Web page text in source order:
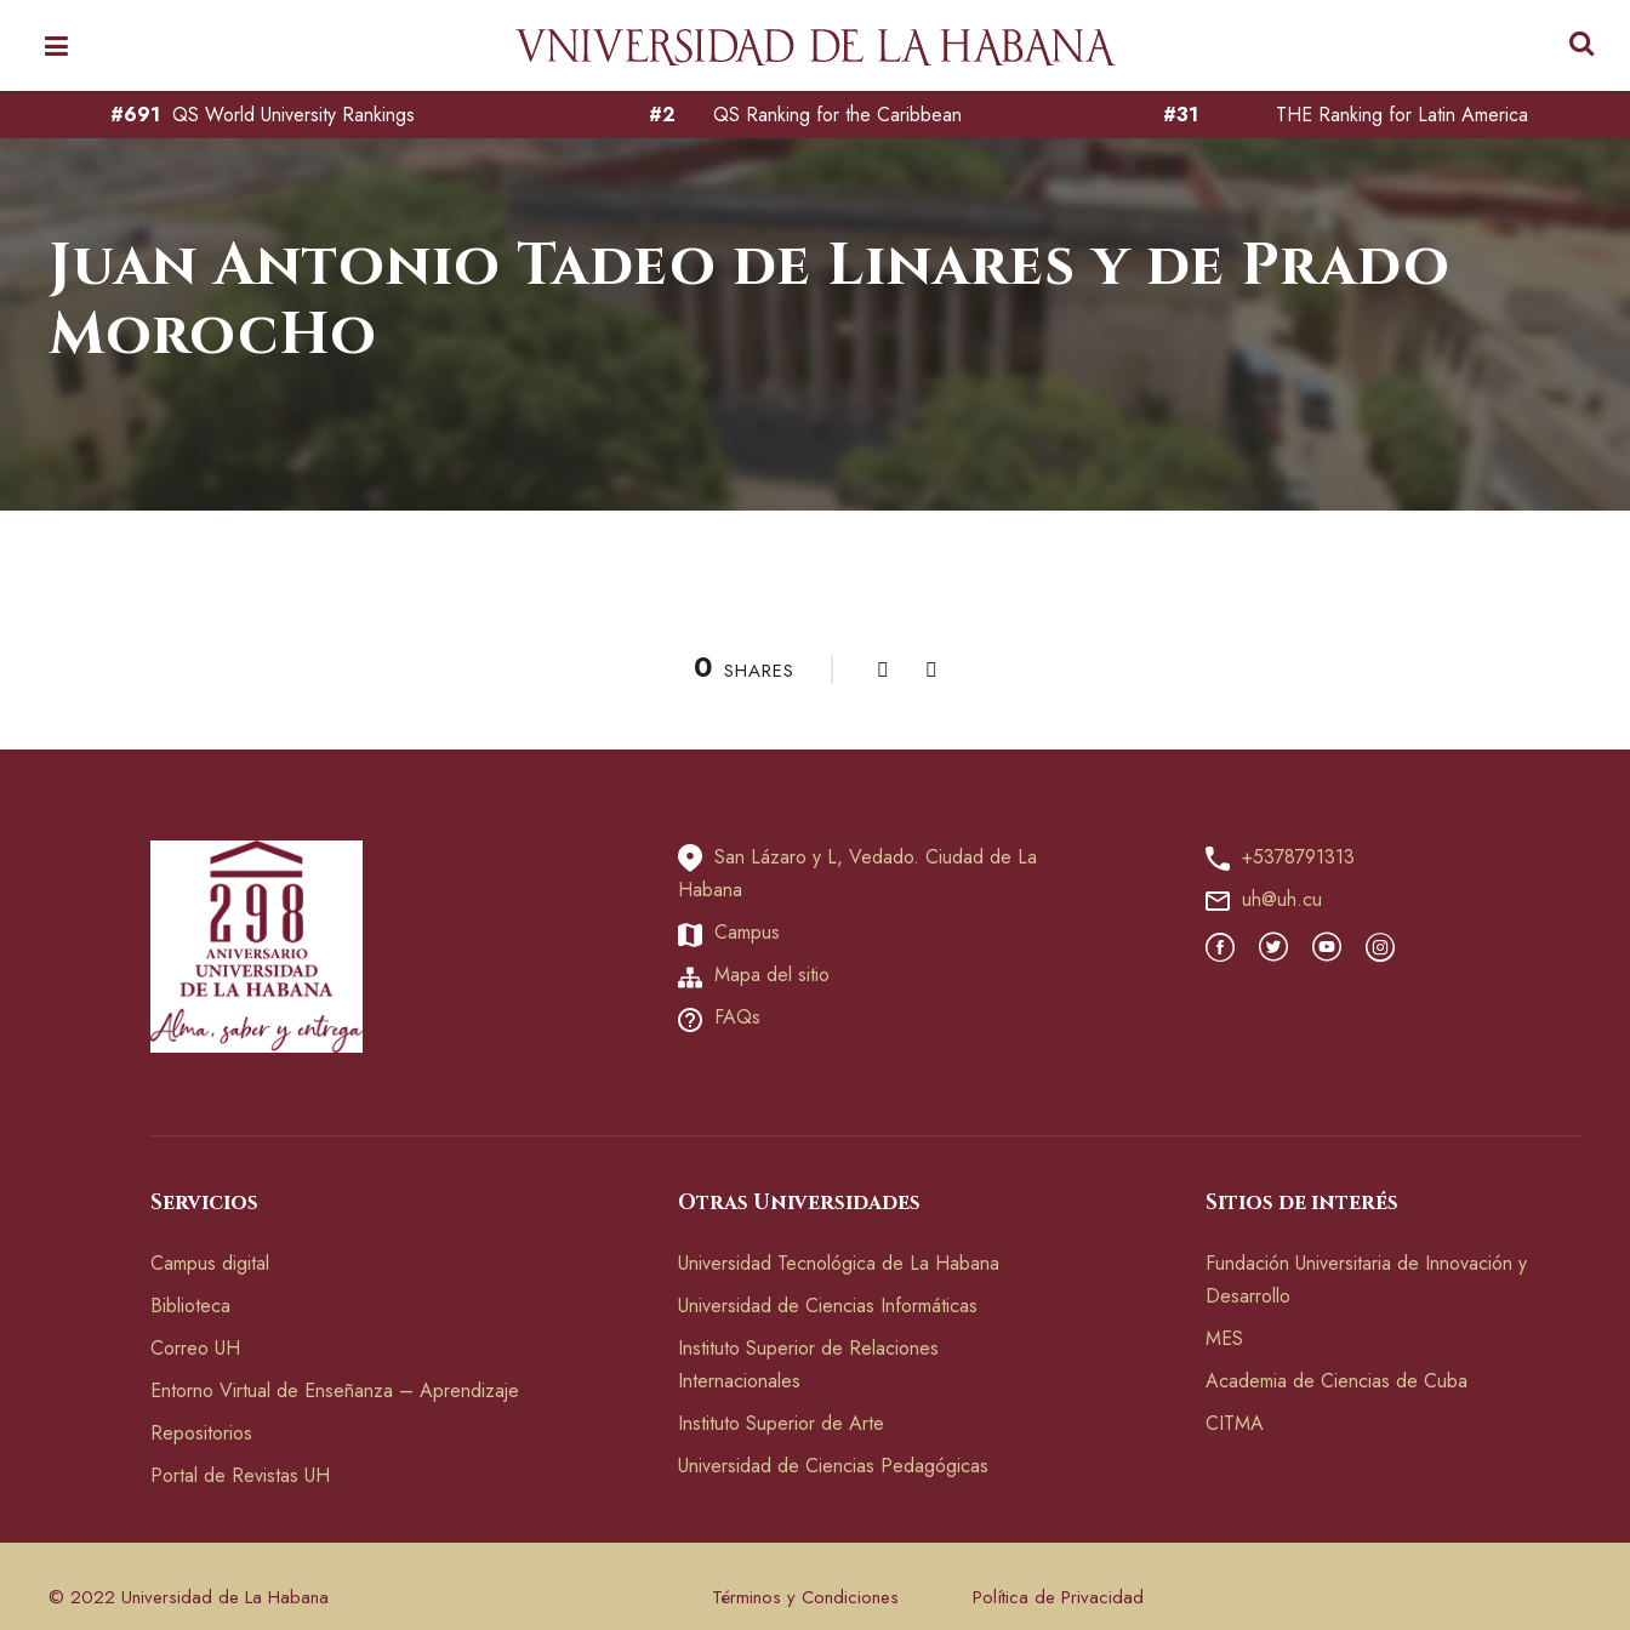
QS World University Rankings QS Ranking for the Caribbean THE Ranking for Latin America
#691 #2 #31
Juan Antonio Tadeo de Linares y de Prado
MorocHo
0 SHARES
San Lázaro y L, Vedado. Ciudad de La
Habana
Campus
Mapa del sitio
FAQs
+5378791313
uh@uh.cu
Servicios
Campus digital
Biblioteca
Correo UH
Entorno Virtual de Enseñanza – Aprendizaje
Repositorios
Portal de Revistas UH
Otras Universidades
Universidad Tecnológica de La Habana
Universidad de Ciencias Informáticas
Instituto Superior de Relaciones
Internacionales
Instituto Superior de Arte
Universidad de Ciencias Pedagógicas
Sitios de interés
Fundación Universitaria de Innovación y
Desarrollo
MES
Academia de Ciencias de Cuba
CITMA
© 2022 Universidad de La Habana Términos y Condiciones Política de Privacidad